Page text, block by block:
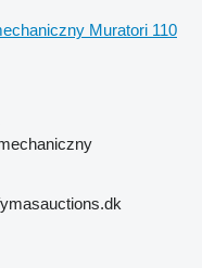
Muratori 110